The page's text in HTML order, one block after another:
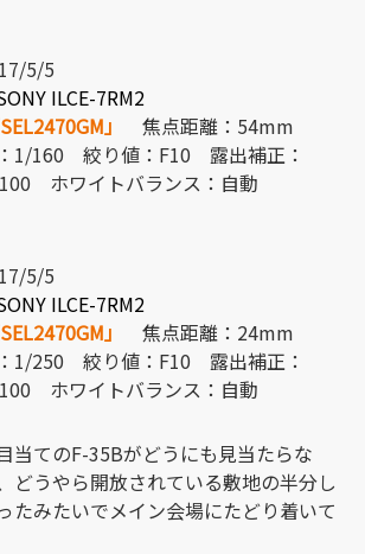
5/5
ILCE-7RM2
SEL2470GM」
焦点距離：54mm
1/160 絞り値：F10 露出補正：
ホワイトバランス：自動
5/5
ILCE-7RM2
SEL2470GM」
焦点距離：24mm
1/250 絞り値：F10 露出補正：
ホワイトバランス：自動
当てのF-35Bがどうにも見当たらな
どうやら開放されている敷地の半分し
たみたいでメイン会場にたどり着いて